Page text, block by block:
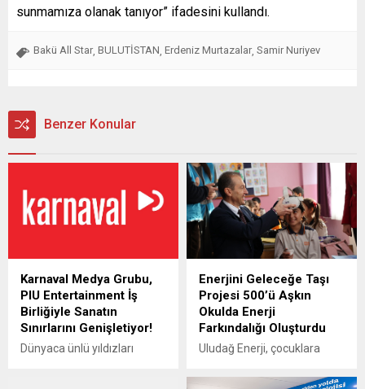
sunmamıza olanak tanıyor” ifadesini kullandı.
Bakü All Star, BULUTİSTAN, Erdeniz Murtazalar, Samir Nuriyev
Benzer Konular
Karnaval Medya Grubu,
PIU Entertainment İş
Birliğiyle Sanatın
Sınırlarını Genişletiyor!
Dünyaca ünlü yıldızları
Enerjini Geleceğe Taşı
Projesi 500’ü Aşkın
Okulda Enerji
Farkındalığı Oluşturdu
Uludağ Enerji, çocuklara
bilinci kazandırmayı